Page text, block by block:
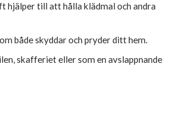
hjälper till att hålla klädmal och andra
både skyddar och pryder ditt hem.
skafferiet eller som en avslappnande